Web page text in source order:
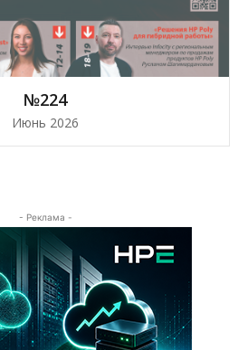
№224
Июнь 2026
- Реклама -